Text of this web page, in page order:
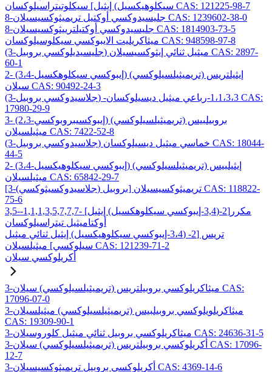
سيكلوهيكسيل) إيثيل] سيكلوتيتراسيلوكسان CAS: 121225-98-7
8-جليسيدوكسي أوكتيل تريميثوكسيسيلان CAS: 1239602-38-0
8-جليسيدوكسي أوكتيلترييثوكسيسيلان CAS: 1814903-73-5
ميثاكريليت الايبوكسي سيكلوسيلوكسان CAS: 948598-97-8
(3-جليسيديلوكسي بروبيل) ميثيل ثنائي إيثوكسيسيلان CAS: 2897-
60-1
2- (3،4-إيبوكسي سيكلوهكسيل) إيثيلتريس (تريميثيلسيلوكسي)
سيلان CAS: 90492-24-3
(3-جلاسيدوكسي بروبيل) -1،1،3،3-رباعي ميثيل ديسيلوكسان CAS:
17980-29-9
3- (2،3-إيبوكسيبروبوكسي) بروبيلبيس (تريميثيلسيلوكسي)
ميثيلسيلان CAS: 7422-52-8
(3-جلاسيدوكسي بروبيل) خماسي ميثيل ديسيلوكسان CAS: 18044-
44-5
2- (3،4-إيبوكسي سيكلوهيكسيل) إيثيلبيس (تريميثيلسيلوكسي)
ميثيلسيلان CAS: 65842-29-7
[3-(جلاسيدوكسيثوكسي) بروبيل] تريميثوكسيسيلان CAS: 118822-
75-6
3,5-مكرر[2-(3,4-إيبوكسي سيكلوهكسيل) إيثيل] -1,1,1,3,5,7,7,7-
أوكتاميثيل تيتراسيلوكسان
تريس [2- (3،4-إيبوكسي سيكلوهيكسيل) إيثيل ثنائي ميثيل
سيلوكسي] ميثيلسيلان CAS: 121239-71-2
أكريلوكسي سيلان
3-ميثاكريلوكسي بروبيلتريس (تريميثيلسيلوكسي) سيلان CAS:
17096-07-0
3-ميثاكريلويلوكسي بروبيلبيس (تريميثيلسيلوكسي) ميثيلسيلان
CAS: 19309-90-1
3-ميثاكريلوكسي بروبيل ثنائي ميثيل كلوروسيلان CAS: 24636-31-5
3-أكريلوكسي بروبيلتريس (تريميثيلسيلوكسي) سيلان CAS: 17096-
12-7
3-أكريلوكسي بروبيل تريميثوكسيسيلان CAS: 4369-14-6